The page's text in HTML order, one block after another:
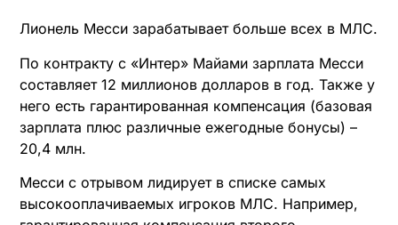
Лионель Месси зарабатывает больше всех в МЛС.
По контракту с «Интер» Майами зарплата Месси
составляет 12 миллионов долларов в год. Также у
него есть гарантированная компенсация (базовая
зарплата плюс различные ежегодные бонусы) –
20,4 млн.
Месси с отрывом лидирует в списке самых
высокооплачиваемых игроков МЛС. Например,